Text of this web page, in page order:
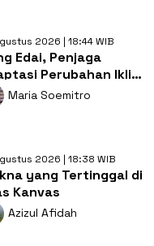
2026 | 18:44 WIB
Edai, Penjaga
Perubahan Iklim
Desa Kemiren
Maria Soemitro
2026 | 18:38 WIB
yang Tertinggal di
Kanvas
Azizul Afidah